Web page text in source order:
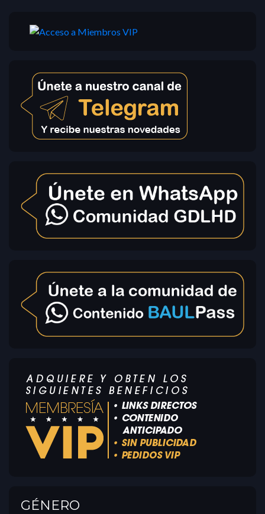
GÉNERO